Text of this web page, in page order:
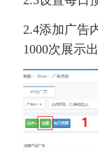
2.4添加广告
1000次展示